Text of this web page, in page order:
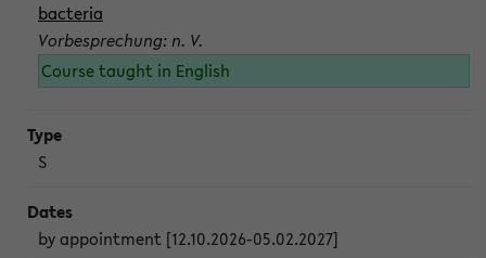
bacteria
Vorbesprechung: n. V.
Course taught in English
S
by appointment [12.10.2026-05.02.2027]